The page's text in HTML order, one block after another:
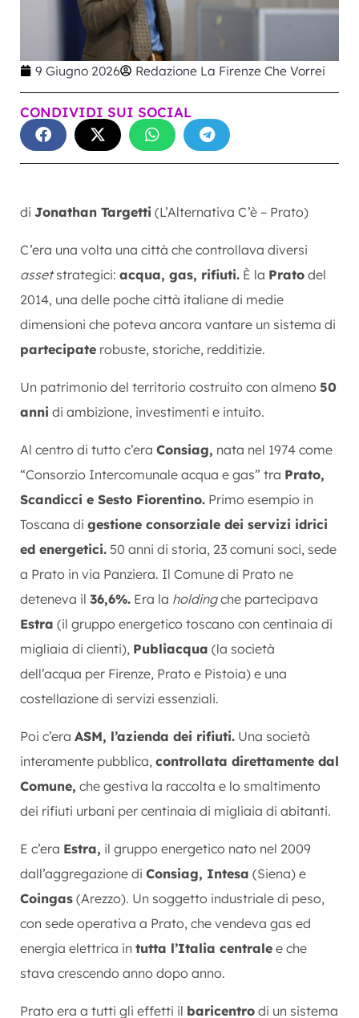
9 Giugno 2026 Redazione La Firenze Che Vorrei
CONDIVIDI SUI SOCIAL
di Jonathan Targetti (L’Alternativa C’è – Prato)
C’era una volta una città che controllava diversi
assetstrategici: acqua, gas, rifiuti. È la Prato del
2014, una delle poche città italiane di medie
dimensioni che poteva ancora vantare un sistema di
partecipate robuste, storiche, redditizie.
Un patrimonio del territorio costruito con almeno 50
anni di ambizione, investimenti e intuito.
Al centro di tutto c’era Consiag, nata nel 1974 come
“Consorzio Intercomunale acqua e gas” tra Prato,
Scandicci e Sesto Fiorentino. Primo esempio in
Toscana di gestione consorziale dei servizi idrici
ed energetici. 50 anni di storia, 23 comuni soci, sede
a Prato in via Panziera. Il Comune di Prato ne
deteneva il 36,6%. Era la holdingche partecipava
Estra (il gruppo energetico toscano con centinaia di
migliaia di clienti), Publiacqua (la società
dell’acqua per Firenze, Prato e Pistoia) e una
costellazione di servizi essenziali.
Poi c’era ASM, l’azienda dei rifiuti. Una società
interamente pubblica, controllata direttamente dal
Comune, che gestiva la raccolta e lo smaltimento
dei rifiuti urbani per centinaia di migliaia di abitanti.
E c’era Estra, il gruppo energetico nato nel 2009
dall’aggregazione di Consiag, Intesa (Siena) e
Coingas (Arezzo). Un soggetto industriale di peso,
con sede operativa a Prato, che vendeva gas ed
energia elettrica in tutta l’Italia centrale e che
stava crescendo anno dopo anno.
Prato era a tutti gli effetti il baricentro di un sistema